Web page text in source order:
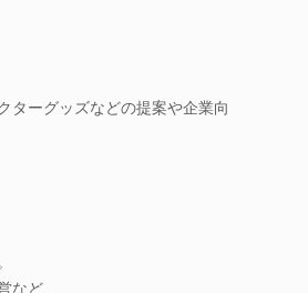
ターグッズなどの提案や企業向
など、